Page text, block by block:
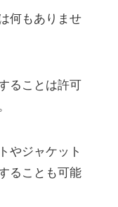
何もありませ
ることは許可
やジャケット
ることも可能